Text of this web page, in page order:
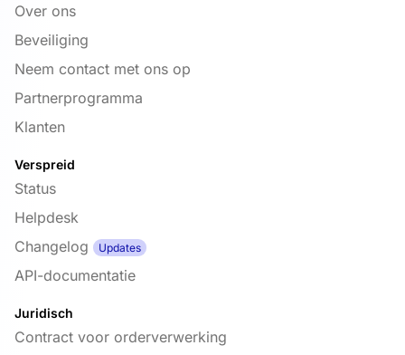
Over ons
Beveiliging
Neem contact met ons op
Partnerprogramma
Klanten
Verspreid
Status
Helpdesk
Changelog
Updates
API-documentatie
Juridisch
Contract voor orderverwerking